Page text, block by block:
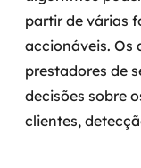
partir de várias
accionáveis. Os
prestadores de
decisões sobre
clientes,